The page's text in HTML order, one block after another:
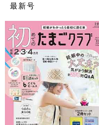
最新号